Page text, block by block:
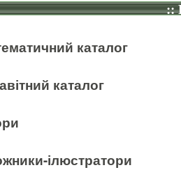
::
каталог
каталог
ілюстратори